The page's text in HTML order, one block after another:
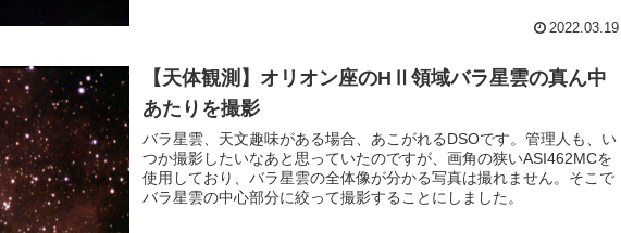
2022.03.19
【天体観測】オリオン座のHⅡ領域バラ星雲の真ん中
あたりを撮影
バラ星雲、天文趣味がある場合、あこがれるDSOです。管理人も、い
つか撮影したいなあと思っていたのですが、画角の狭いASI462MCを
使用しており、バラ星雲の全体像が分かる写真は撮れません。そこで
バラ星雲の中心部分に絞って撮影することにしました。